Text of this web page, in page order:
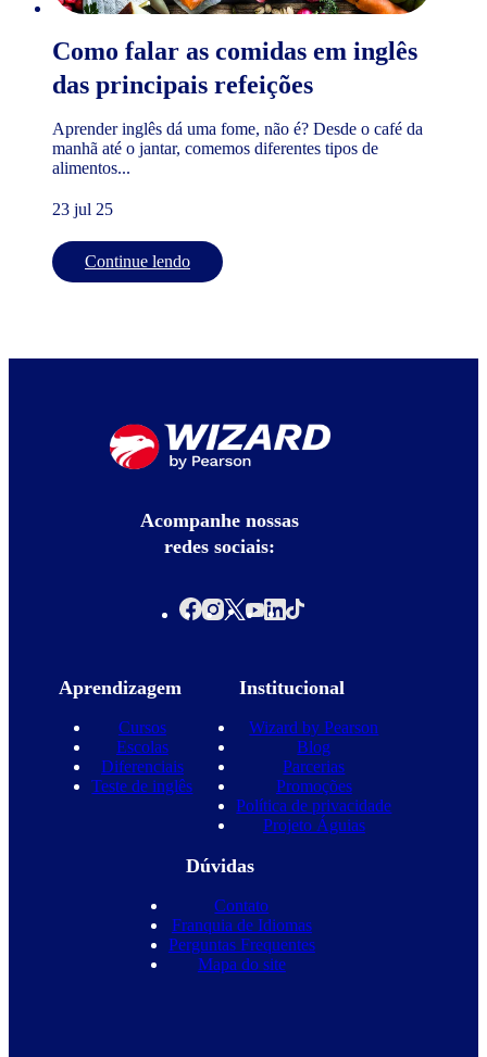
Como falar as comidas em inglês
das principais refeições
Aprender inglês dá uma fome, não é? Desde o café da
manhã até o jantar, comemos diferentes tipos de
alimentos...
23 jul 25
Continue lendo
Acompanhe nossas
redes sociais:
Aprendizagem
Cursos
Escolas
Diferenciais
Teste de inglês
Institucional
Wizard by Pearson
Blog
Parcerias
Promoções
Política de privacidade
Projeto Águias
Dúvidas
Contato
Franquia de Idiomas
Perguntas Frequentes
Mapa do site